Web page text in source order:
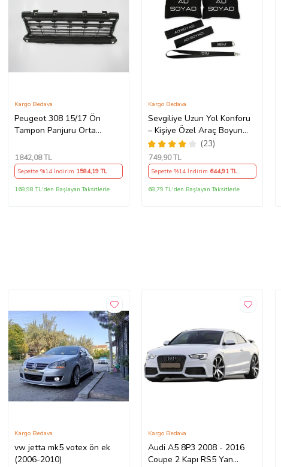
Peugeot 308 15/17 Ön
Tampon Panjuru Orta
Kargo Bedava
1842,08 TL
Sepette %14 İndirim 1584,19 TL
168,98 TL'den Başlayan Taksitlerle
Sevgiliye Uzun Yol Konforu
– Kişiye Özel Araç Boyun
Yastığı & Kemer Pedi Hediye
Seti
(23)
Kargo Bedava
749,90 TL
Sepette %14 İndirim 644,91 TL
68,79 TL'den Başlayan Taksitlerle
vw jetta mk5 votex ön ek
(2006-2010)
Kargo Bedava
Audi A5 8P3 2008 - 2016
Coupe 2 Kapı RS5 Yan
Kargo Bedava